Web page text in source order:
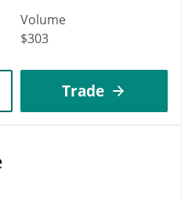
Volume
$303
Trade